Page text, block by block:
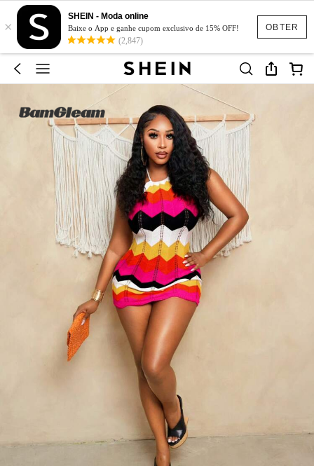
OBTER
×
SHEIN - Moda online
Baixe o App e ganhe cupom exclusivo de 15% OFF!
(2,847)